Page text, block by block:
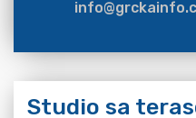
Studio sa